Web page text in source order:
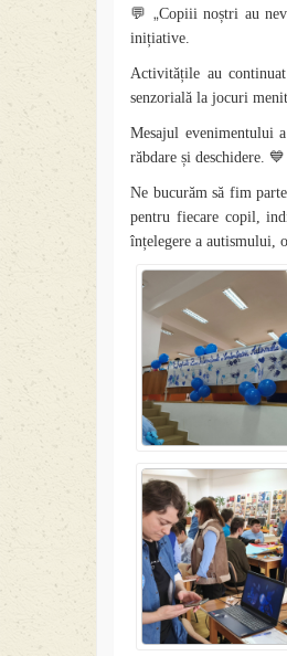
💬 „Copiii noștri au
inițiative.
Activitățile au
senzorială la jocuri
Mesajul evenimentului
răbdare și deschidere. 💙
Ne bucurăm să fim
pentru fiecare copil,
înțelegere a